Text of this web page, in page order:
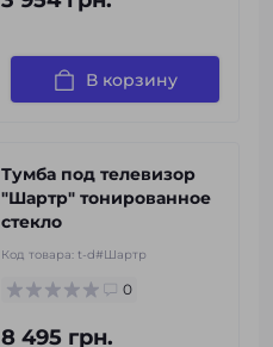
В корзину
Тумба под телевизор
"Шартр" тонированное
стекло
Код товара: t-d#Шартр
0
8 495 грн.